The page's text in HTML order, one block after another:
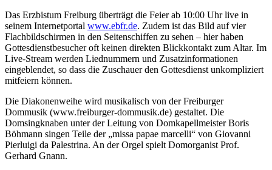
Das Erzbistum Freiburg überträgt die Feier ab 10:00 Uhr live in
seinem Internetportal www.ebfr.de. Zudem ist das Bild auf vier
Flachbildschirmen in den Seitenschiffen zu sehen – hier haben
Gottesdienstbesucher oft keinen direkten Blickkontakt zum Altar. Im
Live-Stream werden Liednummern und Zusatzinformationen
eingeblendet, so dass die Zuschauer den Gottesdienst unkompliziert
mitfeiern können.
Die Diakonenweihe wird musikalisch von der Freiburger
Dommusik (www.freiburger-dommusik.de) gestaltet. Die
Domsingknaben unter der Leitung von Domkapellmeister Boris
Böhmann singen Teile der „missa papae marcelli“ von Giovanni
Pierluigi da Palestrina. An der Orgel spielt Domorganist Prof.
Gerhard Gnann.